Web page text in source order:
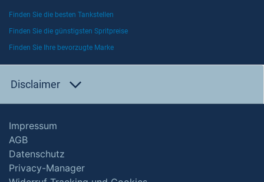
Finden Sie die besten Tankstellen
Finden Sie die günstigsten Spritpreise
Finden Sie Ihre bevorzugte Marke
Disclaimer
Impressum
AGB
Datenschutz
Privacy-Manager